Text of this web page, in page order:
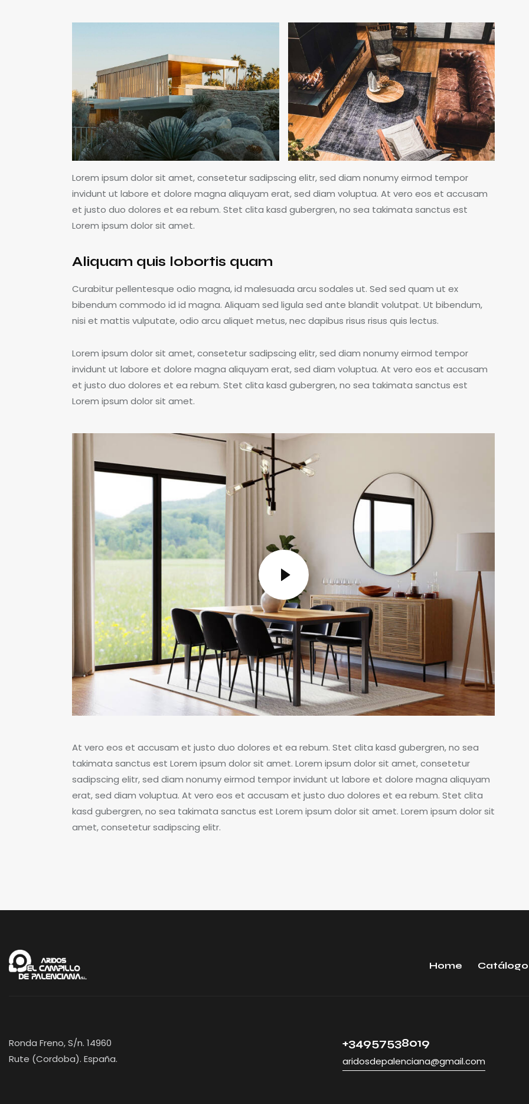
Lorem ipsum dolor sit amet, consetetur sadipscing elitr, sed diam nonumy eirmod tempor
invidunt ut labore et dolore magna aliquyam erat, sed diam voluptua. At vero eos et accusam
et justo duo dolores et ea rebum. Stet clita kasd gubergren, no sea takimata sanctus est
Lorem ipsum dolor sit amet.
Aliquam quis lobortis quam
Curabitur pellentesque odio magna, id malesuada arcu sodales ut. Sed sed quam ut ex
bibendum commodo id id magna. Aliquam sed ligula sed ante blandit volutpat. Ut bibendum,
nisi et mattis vulputate, odio arcu aliquet metus, nec dapibus risus risus quis lectus.
Lorem ipsum dolor sit amet, consetetur sadipscing elitr, sed diam nonumy eirmod tempor
invidunt ut labore et dolore magna aliquyam erat, sed diam voluptua. At vero eos et accusam
et justo duo dolores et ea rebum. Stet clita kasd gubergren, no sea takimata sanctus est
Lorem ipsum dolor sit amet.
At vero eos et accusam et justo duo dolores et ea rebum. Stet clita kasd gubergren, no sea
takimata sanctus est Lorem ipsum dolor sit amet. Lorem ipsum dolor sit amet, consetetur
sadipscing elitr, sed diam nonumy eirmod tempor invidunt ut labore et dolore magna aliquyam
erat, sed diam voluptua. At vero eos et accusam et justo duo dolores et ea rebum. Stet clita
kasd gubergren, no sea takimata sanctus est Lorem ipsum dolor sit amet. Lorem ipsum dolor sit
amet, consetetur sadipscing elitr.
Home Catálogo
Ronda Freno, S/n. 14960
Rute (Cordoba). España.
+34957538019
aridosdepalenciana@gmail.com